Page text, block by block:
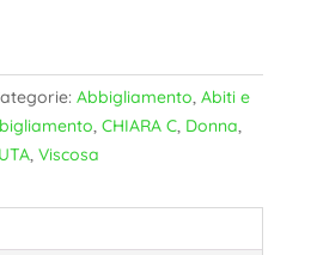
Abbigliamento, Abiti e
, CHIARA C, Donna,
, Viscosa